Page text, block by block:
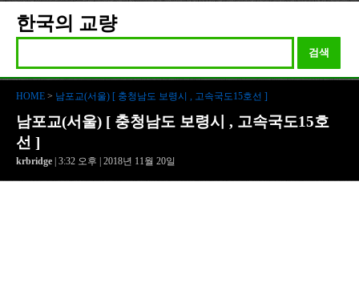
한국의 교량
검색
HOME > 남포교(서울) [ 충청남도 보령시 , 고속국도15호선 ]
남포교(서울) [ 충청남도 보령시 , 고속국도15호
선 ]
krbridge | 3:32 오후 | 2018년 11월 20일